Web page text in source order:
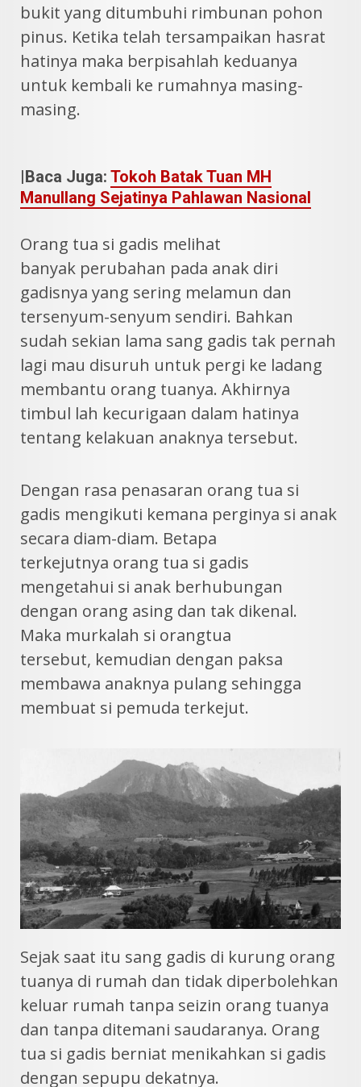
bukit yang ditumbuhi rimbunan pohon
pinus. Ketika telah tersampaikan hasrat
hatinya maka berpisahlah keduanya
untuk kembali ke rumahnya masing-
masing.
|Baca Juga: Tokoh Batak Tuan MH
Manullang Sejatinya Pahlawan Nasional
Orang tua si gadis melihat
banyak perubahan pada anak diri
gadisnya yang sering melamun dan
tersenyum-senyum sendiri. Bahkan
sudah sekian lama sang gadis tak pernah
lagi mau disuruh untuk pergi ke ladang
membantu orang tuanya. Akhirnya
timbul lah kecurigaan dalam hatinya
tentang kelakuan anaknya tersebut.
Dengan rasa penasaran orang tua si
gadis mengikuti kemana perginya si anak
secara diam-diam. Betapa
terkejutnya orang tua si gadis
mengetahui si anak berhubungan
dengan orang asing dan tak dikenal.
Maka murkalah si orangtua
tersebut, kemudian dengan paksa
membawa anaknya pulang sehingga
membuat si pemuda terkejut.
Sejak saat itu sang gadis di kurung orang
tuanya di rumah dan tidak diperbolehkan
keluar rumah tanpa seizin orang tuanya
dan tanpa ditemani saudaranya. Orang
tua si gadis berniat menikahkan si gadis
dengan sepupu dekatnya.